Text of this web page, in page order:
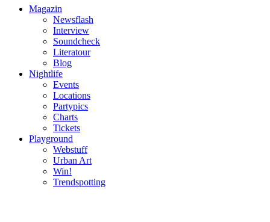
Magazin
Newsflash
Interview
Soundcheck
Literatour
Blog
Nightlife
Events
Locations
Partypics
Charts
Tickets
Playground
Webstuff
Urban Art
Win!
Trendspotting